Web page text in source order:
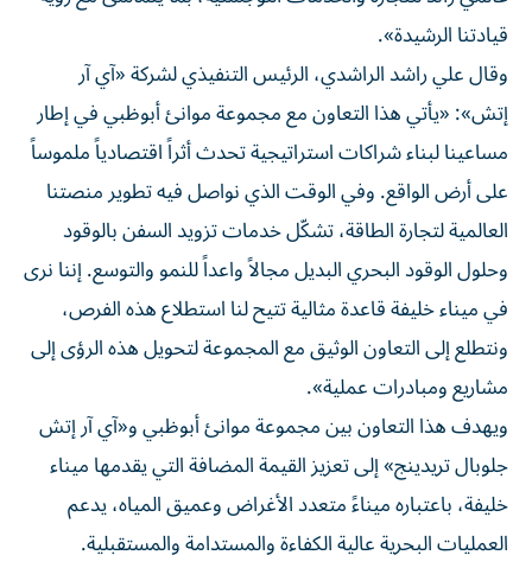
قيادتنا الرشيدة».
وقال علي راشد الراشدي، الرئيس التنفيذي لشركة «آي آر
إتش»: «يأتي هذا التعاون مع مجموعة موانئ أبوظبي في إطار
مساعينا لبناء شراكات استراتيجية تحدث أثراً اقتصادياً ملموساً
على أرض الواقع. وفي الوقت الذي نواصل فيه تطوير منصتنا
العالمية لتجارة الطاقة، تشكّل خدمات تزويد السفن بالوقود
وحلول الوقود البحري البديل مجالاً واعداً للنمو والتوسع. إننا نرى
في ميناء خليفة قاعدة مثالية تتيح لنا استطلاع هذه الفرص،
ونتطلع إلى التعاون الوثيق مع المجموعة لتحويل هذه الرؤى إلى
مشاريع ومبادرات عملية».
ويهدف هذا التعاون بين مجموعة موانئ أبوظبي و«آي آر إتش
جلوبال تريدينج» إلى تعزيز القيمة المضافة التي يقدمها ميناء
خليفة، باعتباره ميناءً متعدد الأغراض وعميق المياه، يدعم
العمليات البحرية عالية الكفاءة والمستدامة والمستقبلية.